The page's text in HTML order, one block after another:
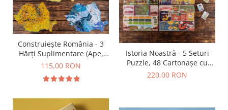
Construiește România - 3
Hărți Suplimentare (Ape,
Resurse, Vegetație și Faună)
115,00 RON
Istoria Noastră - 5 Seturi
Puzzle, 48 Cartonașe cu
Personaje Istorice, 1
220,00 RON